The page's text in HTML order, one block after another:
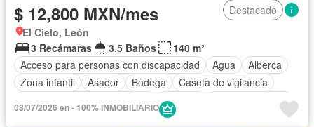
$ 12,800 MXN/mes
Destacado
El Cielo, León
3 Recámaras
3.5 Baños
140 m²
Acceso para personas con discapacidad
Agua
Alberca
Zona infantil
Asador Bodega
Caseta de vigilancia
Cisterna
Cocina equipada
Estacionamiento
08/07/2026 en - 100% INMOBILIARIO